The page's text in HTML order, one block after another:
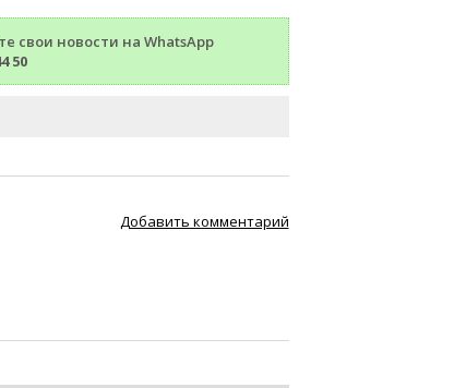
свои новости на WhatsApp
50
Добавить комментарий